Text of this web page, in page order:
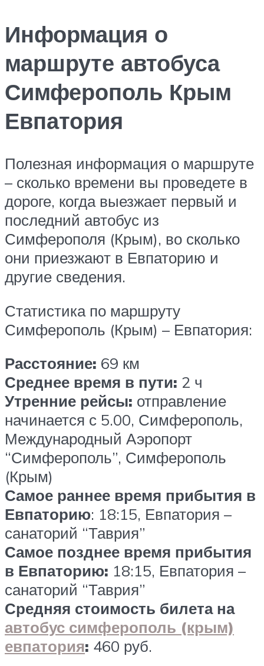
Информация о
маршруте автобуса
Симферополь Крым
Евпатория
Полезная информация о маршруте
– сколько времени вы проведете в
дороге, когда выезжает первый и
последний автобус из
Симферополя (Крым), во сколько
они приезжают в Евпаторию и
другие сведения.
Статистика по маршруту
Симферополь (Крым) – Евпатория:
Расстояние: 69 км
Среднее время в пути: 2 ч
Утренние рейсы: отправление
начинается с 5.00, Симферополь,
Международный Аэропорт
“Симферополь”, Симферополь
(Крым)
Самое раннее время прибытия в
Евпаторию: 18:15, Евпатория –
санаторий “Таврия”
Самое позднее время прибытия
в Евпаторию: 18:15, Евпатория –
санаторий “Таврия”
Средняя стоимость билета на
автобус симферополь (крым)
евпатория: 460 руб.